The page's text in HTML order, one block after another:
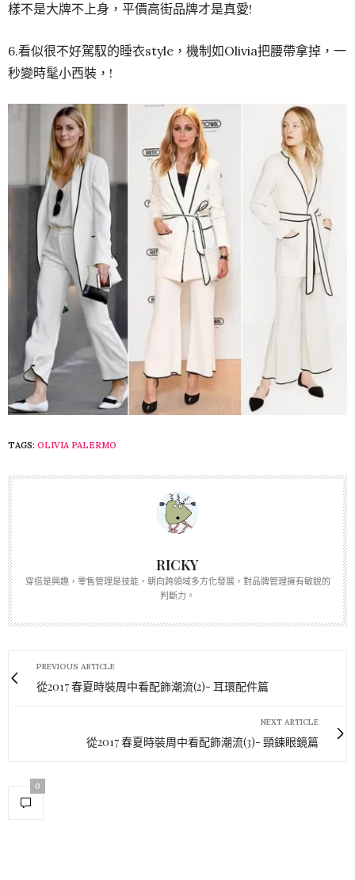
樣不是大牌不上身，平價高街品牌才是真愛!
6.看似很不好駕馭的睡衣style，機制如Olivia把腰帶拿掉，一
秒變時髦小西裝，!
TAGS: OLIVIA PALERMO
RICKY
穿搭是興趣，零售管理是技能，朝向跨領域多方化發展，對品牌管理擁有敏銳的
判斷力。
PREVIOUS ARTICLE
從2017 春夏時裝周中看配飾潮流(2)- 耳環配件篇
NEXT ARTICLE
從2017 春夏時裝周中看配飾潮流(3)- 頸鍊眼鏡篇
0